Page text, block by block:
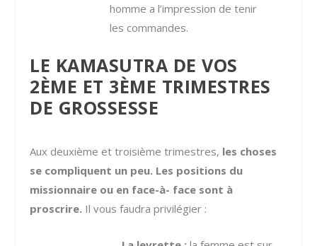
homme a l’impression de tenir
les commandes.
LE KAMASUTRA DE VOS
2ÈME ET 3ÈME TRIMESTRES
DE GROSSESSE
Aux deuxième et troisième trimestres, les choses
se compliquent un peu. Les positions du
missionnaire ou en face-à- face sont à
proscrire. Il vous faudra privilégier :